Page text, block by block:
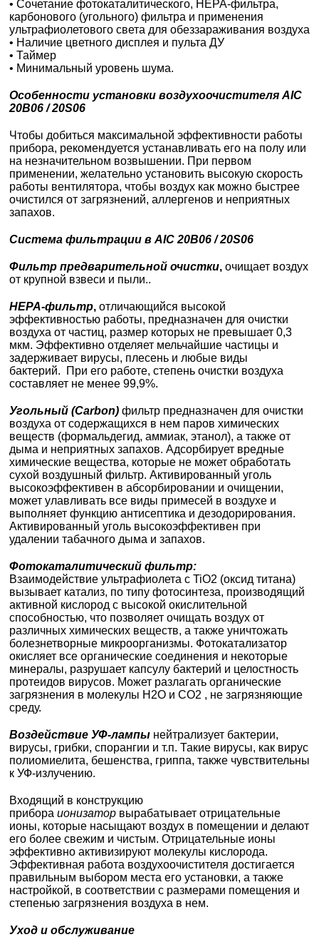
• Сочетание фотокаталитического, HEPA-фильтра,
карбонового (угольного) фильтра и применения
ультрафиолетового света для обеззараживания воздуха
• Наличие цветного дисплея и пульта ДУ
• Таймер
• Минимальный уровень шума.
Особенности установки воздухоочистителя AIC
20B06 / 20S06
Чтобы добиться максимальной эффективности работы
прибора, рекомендуется устанавливать его на полу или
на незначительном возвышении. При первом
применении, желательно установить высокую скорость
работы вентилятора, чтобы воздух как можно быстрее
очистился от загрязнений, аллергенов и неприятных
запахов.
Система фильтрации в AIC 20B06 / 20S06
Фильтр предварительной очистки, очищает воздух
от крупной взвеси и пыли..
HEPA-фильтр, отличающийся высокой
эффективностью работы, предназначен для очистки
воздуха от частиц, размер которых не превышает 0,3
мкм. Эффективно отделяет мельчайшие частицы и
задерживает вирусы, плесень и любые виды
бактерий. При его работе, степень очистки воздуха
составляет не менее 99,9%.
Угольный (Carbon) фильтр предназначен для очистки
воздуха от содержащихся в нем паров химических
веществ (формальдегид, аммиак, этанол), а также от
дыма и неприятных запахов. Адсорбирует вредные
химические вещества, которые не может обработать
сухой воздушный фильтр. Активированный уголь
высокоэффективен в абсорбировании и очищении,
может улавливать все виды примесей в воздухе и
выполняет функцию антисептика и дезодорирования.
Активированный уголь высокоэффективен при
удалении табачного дыма и запахов.
Фотокаталитический фильтр:
Взаимодействие ультрафиолета с TiO2 (оксид титана)
вызывает катализ, по типу фотосинтеза, производящий
активной кислород с высокой окислительной
способностью, что позволяет очищать воздух от
различных химических веществ, а также уничтожать
болезнетворные микроорганизмы. Фотокатализатор
окисляет все органические соединения и некоторые
минералы, разрушает капсулу бактерий и целостность
протеидов вирусов. Может разлагать органические
загрязнения в молекулы H2O и CO2 , не загрязняющие
среду.
Воздействие УФ-лампы нейтрализует бактерии,
вирусы, грибки, спорангии и т.п. Такие вирусы, как вирус
полиомиелита, бешенства, гриппа, также чувствительны
к УФ-излучению.
Входящий в конструкцию
прибора ионизатор вырабатывает отрицательные
ионы, которые насыщают воздух в помещении и делают
его более свежим и чистым. Отрицательные ионы
эффективно активизируют молекулы кислорода.
Эффективная работа воздухоочистителя достигается
правильным выбором места его установки, а также
настройкой, в соответствии с размерами помещения и
степенью загрязнения воздуха в нем.
Уход и обслуживание